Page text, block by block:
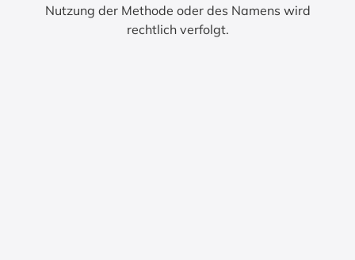
Nutzung der Methode oder des Namens wird
rechtlich verfolgt.